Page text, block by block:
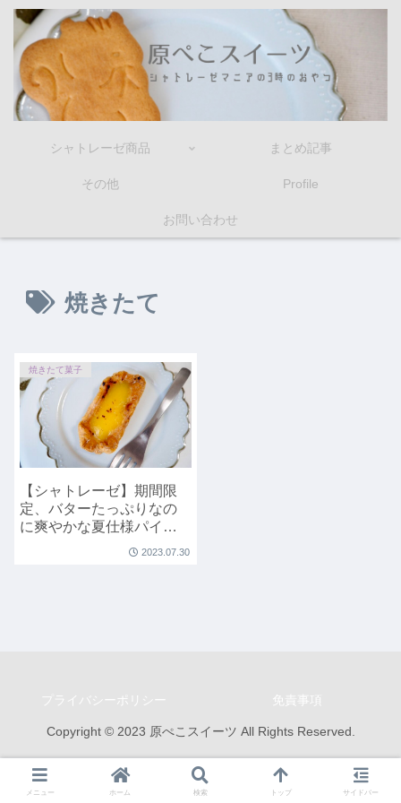
シャトレーゼ商品 まとめ記事
その他 Profile
お問い合わせ
焼きたて
焼きたて菓子
【シャトレーゼ】期間限
定、バターたっぷりなの
に爽やかな夏仕様パイ
「レモンチーズパイ」
2023.07.30
プライバシーポリシー 免責事項
Copyright © 2023 原ぺこスイーツ All Rights Reserved.
メニュー ホーム 検索 トップ サイドバー